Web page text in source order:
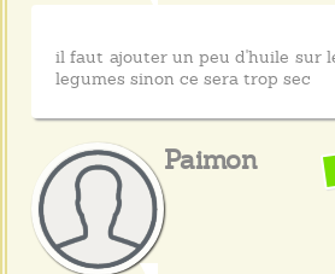
il faut ajouter un peu d'huile sur
legumes sinon ce sera trop sec
Paimon